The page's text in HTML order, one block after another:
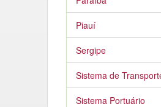
Piauí
Sergipe
Sistema de
Sistema Portuário